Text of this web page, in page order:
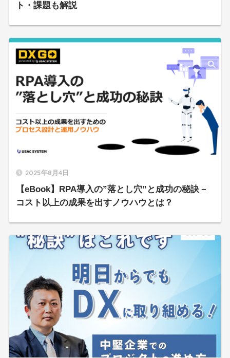
ト・課題も解説
2025年8月4日
【eBook】RPA導入の”落とし穴”と成功の秘訣－
コスト以上の成果を出すノウハウとは？